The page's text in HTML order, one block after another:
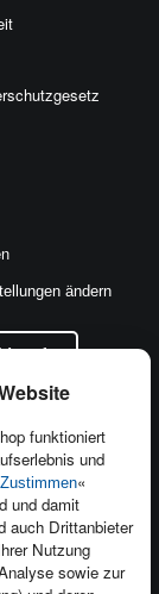
funktioniert
und
Zustimmen«
und damit
auch Drittanbieter
Nutzung
sowie zur
ändern